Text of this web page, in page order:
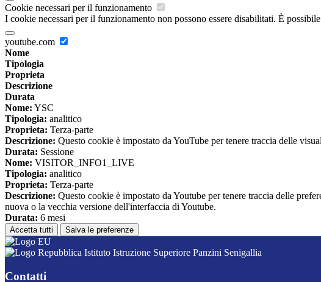
Cookie necessari per il funzionamento
I cookie necessari per il funzionamento non possono essere disabilitati. È
youtube.com
Nome
Tipologia
Proprieta
Descrizione
Durata
Nome: YSC
Tipologia: analitico
Proprieta: Terza-parte
Descrizione: Questo cookie è impostato da YouTube per tenere traccia delle
Durata: Sessione
Nome: VISITOR_INFO1_LIVE
Tipologia: analitico
Proprieta: Terza-parte
Descrizione: Questo cookie è impostato da Youtube per tenere traccia delle
nuova o la vecchia versione dell'interfaccia di Youtube.
Durata: 6 mesi
Accetta tutti Salva le preferenze
Istituto Istruzione Superiore Panzini Senigallia
Contatti